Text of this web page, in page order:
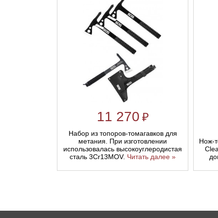
11 270 ₽
Набор из топоров-томагавков для
метания. При изготовлении
использовалась высокоуглеродистая
сталь 3Cr13MOV. Читать далее »
Нож-
Линейки для настройки лука